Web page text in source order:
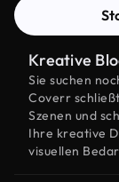
Kreative
Sie suchen
Coverr
Szenen und
Ihre kreative
visuellen